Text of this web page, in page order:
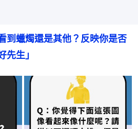
到蠟燭還是其他？反映你是否
先生」